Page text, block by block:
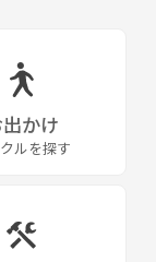
かけ
ルを探す